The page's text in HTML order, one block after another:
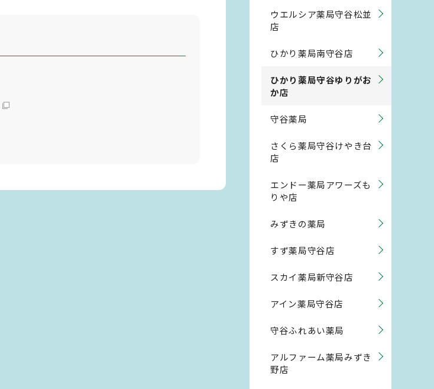
ウエルシア薬局守谷松並
店
ひかり薬局南守谷店
ひかり薬局守谷ゆりがお
か店
守谷薬局
さくら薬局守谷けやき台
店
エンドー薬局アワーズも
りや店
みずきの薬局
すず薬局守谷店
スカイ薬局新守谷店
アイン薬局守谷店
守谷ふれあい薬局
アルファーム薬局みずき
野店